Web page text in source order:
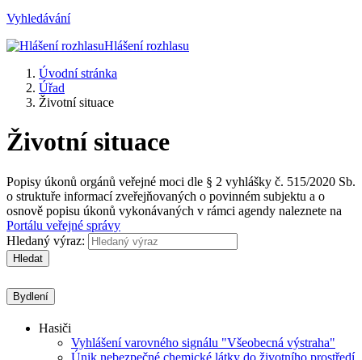
Vyhledávání
Hlášení rozhlasu
Úvodní stránka
Úřad
Životní situace
Životní situace
Popisy úkonů orgánů veřejné moci dle § 2 vyhlášky č. 515/2020 Sb.
o struktuře informací zveřejňovaných o povinném subjektu a o
osnově popisu úkonů vykonávaných v rámci agendy naleznete na
Portálu veřejné správy
Hledaný výraz:
Hledat
Bydlení
Hasiči
Vyhlášení varovného signálu "Všeobecná výstraha"
Únik nebezpečné chemické látky do životního prostředí